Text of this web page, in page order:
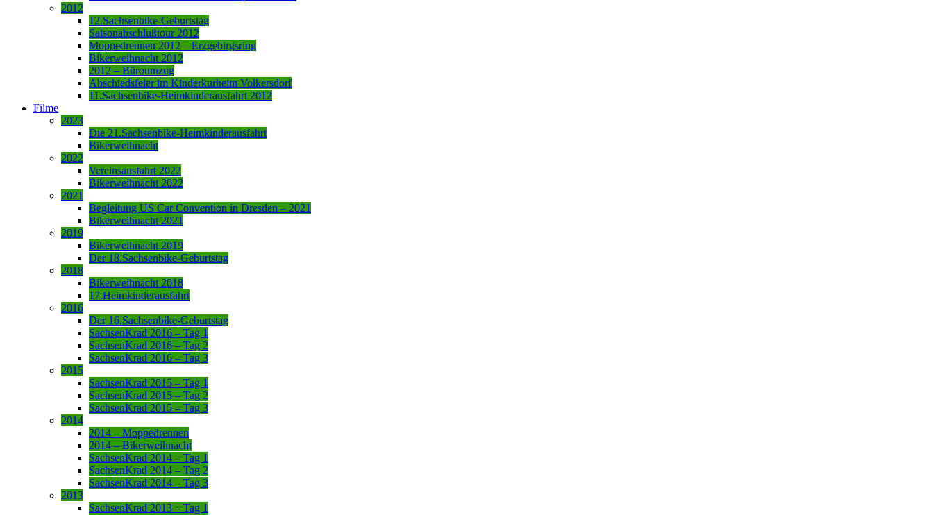
2012
12.Sachsenbike-Geburtstag
Saisonabschlußtour 2012
Moppedrennen 2012 – Erzgebirgsring
Bikerweihnacht 2012
2012 – Büroumzug
Abschiedsfeier im Kinderkurheim Volkersdorf
11.Sachsenbike-Heimkinderausfahrt 2012
Filme
2023
Die 21.Sachsenbike-Heimkinderausfahrt
Bikerweihnacht
2022
Vereinsausfahrt 2022
Bikerweihnacht 2022
2021
Begleitung US Car Convention in Dresden – 2021
Bikerweihnacht 2021
2019
Bikerweihnacht 2019
Der 18.Sachsenbike-Geburtstag
2018
Bikerweihnacht 2018
17.Heimkinderausfahrt
2016
Der 16.Sachsenbike-Geburtstag
SachsenKrad 2016 – Tag 1
SachsenKrad 2016 – Tag 2
SachsenKrad 2016 – Tag 3
2015
SachsenKrad 2015 – Tag 1
SachsenKrad 2015 – Tag 2
SachsenKrad 2015 – Tag 3
2014
2014 – Moppedrennen
2014 – Bikerweihnacht
SachsenKrad 2014 – Tag 1
SachsenKrad 2014 – Tag 2
SachsenKrad 2014 – Tag 3
2013
SachsenKrad 2013 – Tag 1